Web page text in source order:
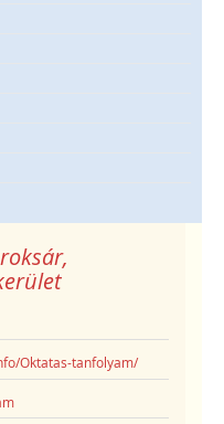
Oktatas-tanfolyam/